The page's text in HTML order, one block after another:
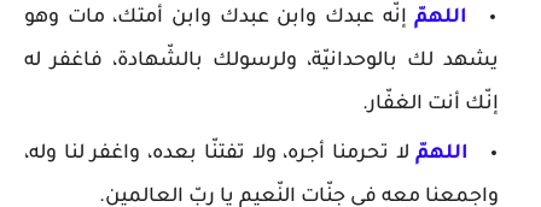
اللهمّ إنّه عبدك وابن عبدك وابن أمتك، مات وهو
يشهد لك بالوحدانيّة، ولرسولك بالشّهادة، فاغفر له
إنّك أنت الغفّار.
اللهمّ لا تحرمنا أجره، ولا تفتنّا بعده، واغفر لنا وله،
واجمعنا معه في جنّات النّعيم يا ربّ العالمين.